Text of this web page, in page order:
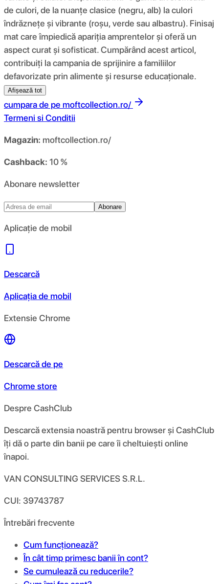
de culori, de la nuanțe clasice (negru, alb) la culori
îndrăznețe și vibrante (roșu, verde sau albastru). Finisaj
mat care împiedică apariția amprentelor și oferă un
aspect curat și sofisticat. Cumpărând acest articol,
contribuiți la campania de sprijinire a familiilor
defavorizate prin alimente și resurse educaționale.
Afișează tot
cumpara de pe moftcollection.ro/
Termeni si Conditii
Magazin: moftcollection.ro/
Cashback: 10 %
Abonare newsletter
Abonare
Aplicație de mobil
Descarcă
Aplicația de mobil
Extensie Chrome
Descarcă de pe
Chrome store
Despre CashClub
Descarcă extensia noastră pentru browser și CashClub
îți dă o parte din banii pe care îi cheltuiești online
înapoi.
VAN CONSULTING SERVICES S.R.L.
CUI: 39743787
Întrebări frecvente
Cum funcționează?
În cât timp primesc banii în cont?
Se cumulează cu reducerile?